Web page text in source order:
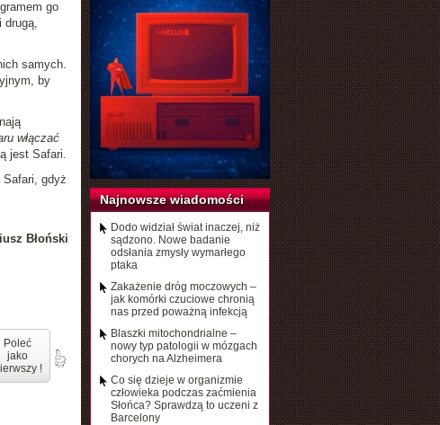
go
drugą,
samych.
by
włączać
jest Safari.
gdyż
Błoński
Poleć
jako
!
Najnowsze wiadomości
Dodo widział świat inaczej, niż
sądzono. Nowe badanie
odsłania zmysły wymarłego
ptaka
Zakażenie dróg moczowych –
jak komórki czuciowe chronią
nas przed poważną infekcją
Blaszki mitochondrialne –
nowy typ patologii w mózgach
chorych na Alzheimera
Co się dzieje w organizmie
człowieka podczas zaćmienia
Słońca? Sprawdzą to uczeni z
Barcelony